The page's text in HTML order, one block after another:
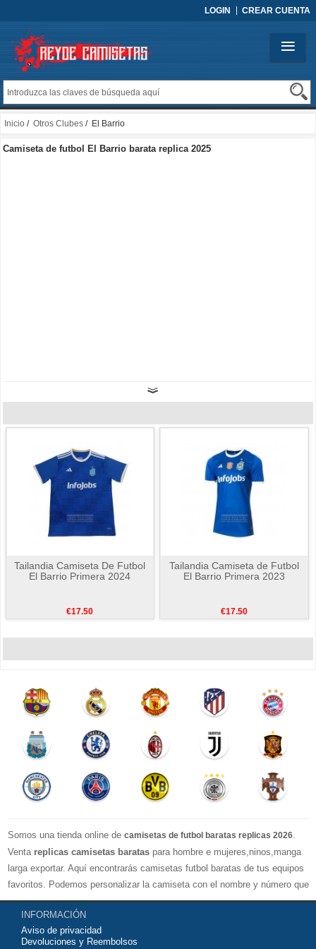
LOGIN CREAR CUENTA
Inicio / Otros Clubes / El Barrio
Camiseta de futbol El Barrio barata replica 2025
Tailandia Camiseta De Futbol
El Barrio Primera 2024
€17.50
Tailandia Camiseta de Futbol
El Barrio Primera 2023
€17.50
Somos una tienda online de camisetas de futbol baratas replicas 2026.
Venta replicas camisetas baratas para hombre e mujeres,ninos,manga
larga exportar. Aquí encontrarás camisetas futbol baratas de tus equipos
favoritos. Podemos personalizar la camiseta con el nombre y número que
quieras. Nuestrascamisetas de futbol replicasson de máxima calidad
tailandesa por lo que estamos convencidos que quedarás muy satisfecho
con ella. Estas camisetas tienen un tejido transpirable por lo que te
INFORMACIÓN
Aviso de privacidad
Devoluciones y Reembolsos